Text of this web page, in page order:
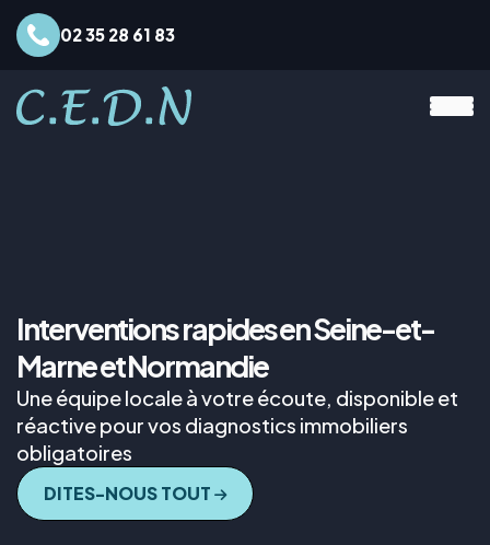
02 35 28 61 83
Interventions rapides en Seine-et-
Marne et Normandie
Une équipe locale à votre écoute, disponible et
réactive pour vos diagnostics immobiliers
obligatoires
DITES-NOUS TOUT